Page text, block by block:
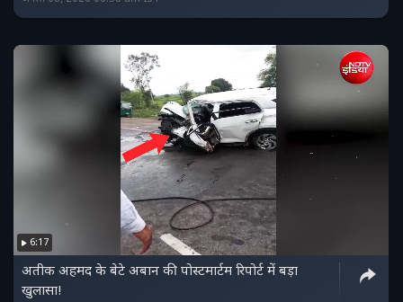
6:17
अतीक अहमद के बेटे अबान की पोस्टमार्टम रिपोर्ट में बड़ा
खुलासा!